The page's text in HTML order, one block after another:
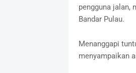
pengguna jalan,
Bandar Pulau.
Menanggapi
menyampaikan